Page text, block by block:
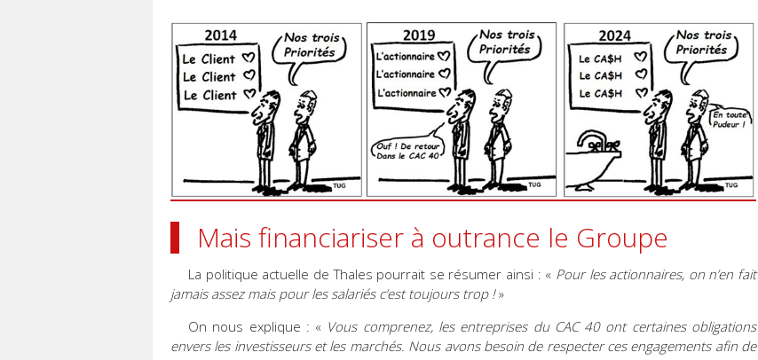
Mais financiariser à outrance le Groupe
La politique actuelle de Thales pourrait se résumer ainsi : « Pour les actionnaires, on n’en fait
jamais assez mais pour les salariés c’est toujours trop !»
On nous explique : « Vous comprenez, les entreprises du CAC 40 ont certaines obligations
envers les investisseurs et les marchés. Nous avons besoin de respecter ces engagements afin de